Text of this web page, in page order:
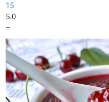
15
5.0
–